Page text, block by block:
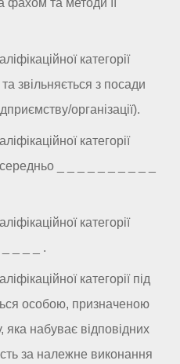
категорії
звільняється з посади
організації).
категорії
_ _ _ _ _ _ _ _ _ _
категорії
_ _ _ .
категорії під
особою, призначеною
набуває відповідних
за належне виконання